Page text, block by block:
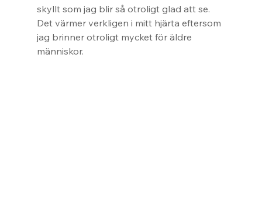
skyllt som jag blir så otroligt glad att se.
Det värmer verkligen i mitt hjärta eftersom
jag brinner otroligt mycket för äldre
människor.